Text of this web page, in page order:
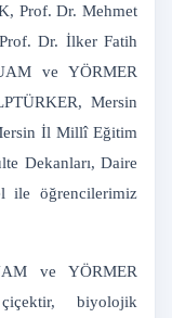
Prof. Dr. Mehmet
Prof. Dr. İlker Fatih
ve YÖRMER
Mersin
İl Millî Eğitim
Dekanları, Daire
ile öğrencilerimiz
ve YÖRMER
çiçektir, biyolojik